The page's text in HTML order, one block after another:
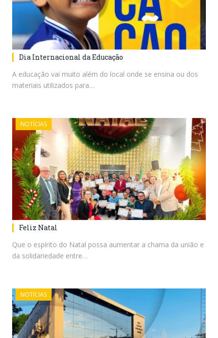
Dia Internacional da Educação
A educação vai muito além do local onde se ensina ou dos
materiais utilizados para…
NOTÍCIAS
Feliz Natal
Que o espírito do Natal possa aumentar a chama da união e
da solidariedade entre…
NOTÍCIAS